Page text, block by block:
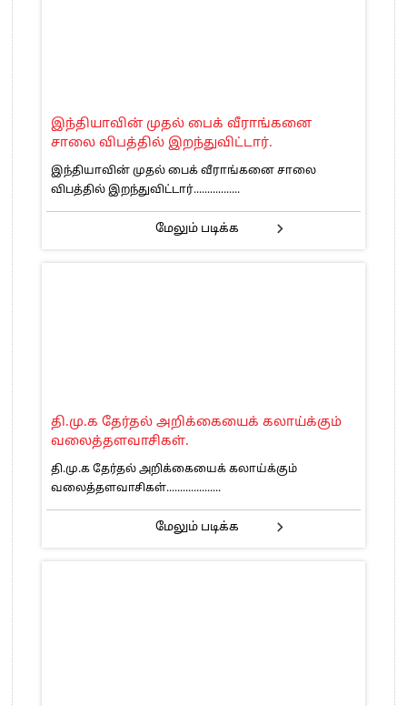
இந்தியாவின் முதல் பைக் வீராங்கனை
சாலை விபத்தில் இறந்துவிட்டார்.
இந்தியாவின் முதல் பைக் வீராங்கனை சாலை
விபத்தில் இறந்துவிட்டார்.................
மேலும் படிக்க
தி.மு.க தேர்தல் அறிக்கையைக் கலாய்க்கும்
வலைத்தளவாசிகள்.
தி.மு.க தேர்தல் அறிக்கையைக் கலாய்க்கும்
வலைத்தளவாசிகள்....................
மேலும் படிக்க